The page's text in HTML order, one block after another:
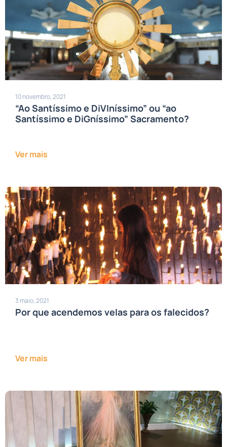
10 novembro, 2021
“Ao Santíssimo e DiVIníssimo” ou “ao
Santíssimo e DiGníssimo” Sacramento?
Ver mais
3 maio, 2021
Por que acendemos velas para os falecidos?
Ver mais